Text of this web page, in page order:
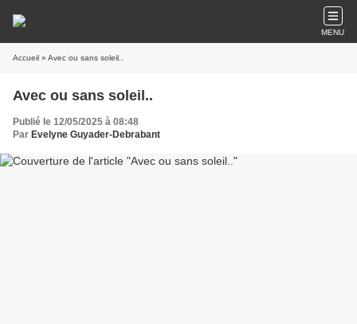
MENU
Accueil » Avec ou sans soleil..
Avec ou sans soleil..
Publié le 12/05/2025 à 08:48
Par Evelyne Guyader-Debrabant